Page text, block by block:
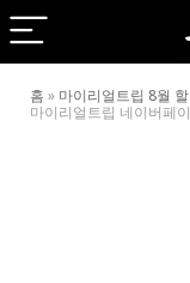
홈 » 마이리얼트립 8월
마이리얼트립 네이버페